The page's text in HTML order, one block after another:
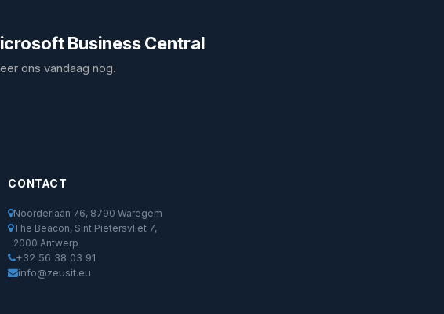
Business Central
ons vandaag nog.
CONTACT
Noorderlaan 76, 8790 Waregem
The Beacon, Sint Pietersvliet 7,
2000 Antwerp
+32 56 38 03 91
info@zeusit.eu